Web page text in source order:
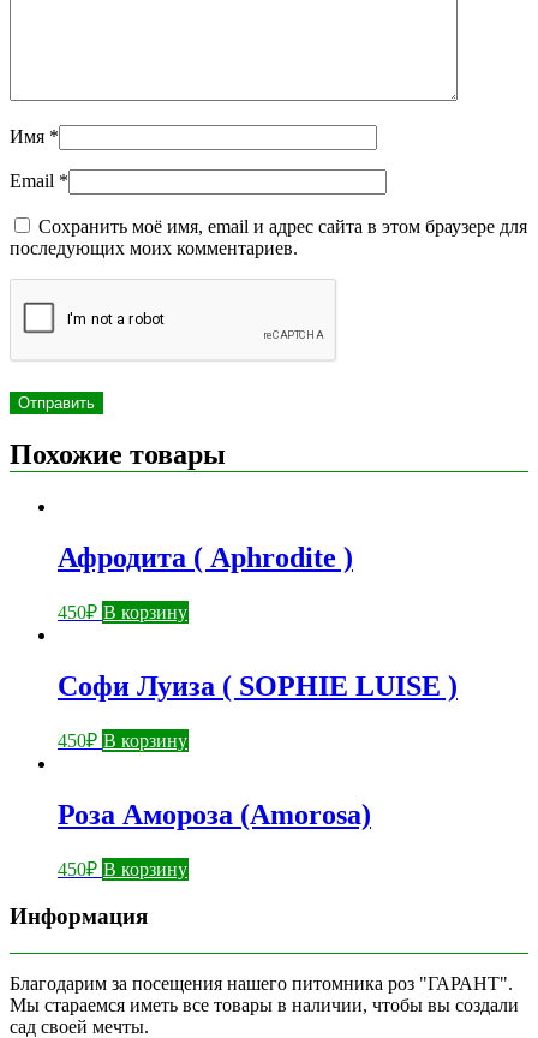
Имя *
Email *
Сохранить моё имя, email и адрес сайта в этом браузере для
последующих моих комментариев.
Похожие товары
Афродита ( Aphrodite )
450₽ В корзину
Софи Луиза ( SOPHIE LUISE )
450₽ В корзину
Роза Амороза (Amorosa)
450₽ В корзину
Информация
Благодарим за посещения нашего питомника роз "ГАРАНТ".
Мы стараемся иметь все товары в наличии, чтобы вы создали
сад своей мечты.